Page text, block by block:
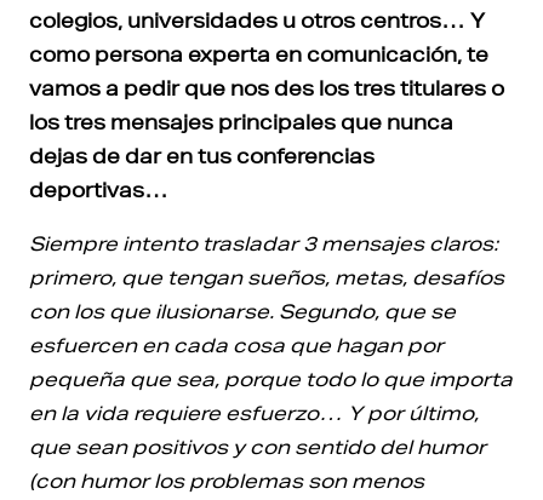
colegios, universidades u otros centros… Y
como persona experta en comunicación, te
vamos a pedir que nos des los tres titulares o
los tres mensajes principales que nunca
dejas de dar en tus conferencias
deportivas…
Siempre intento trasladar 3 mensajes claros:
primero, que tengan sueños, metas, desafíos
con los que ilusionarse. Segundo, que se
esfuercen en cada cosa que hagan por
pequeña que sea, porque todo lo que importa
en la vida requiere esfuerzo… Y por último,
que sean positivos y con sentido del humor
(con humor los problemas son menos